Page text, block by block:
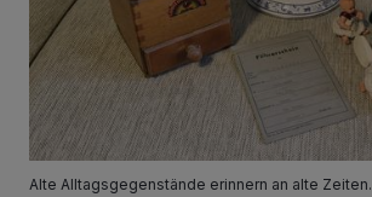
Alte Alltagsgegenstände erinnern an alte Zeiten.